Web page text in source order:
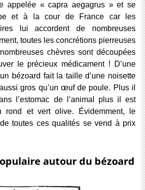
appelée « capra aegagrus » et se
et à la cour de France car les
lui accordent de nombreuses
toutes les concrétions pierreuses
chèvres sont découpées
le précieux médicament ! D’une
bézoard fait la taille d’une noisette
gros qu’un œuf de poule. Plus il
l’estomac de l’animal plus il est
rond et vert olive. Évidemment, le
toutes ces qualités se vend à prix
autour du bézoard